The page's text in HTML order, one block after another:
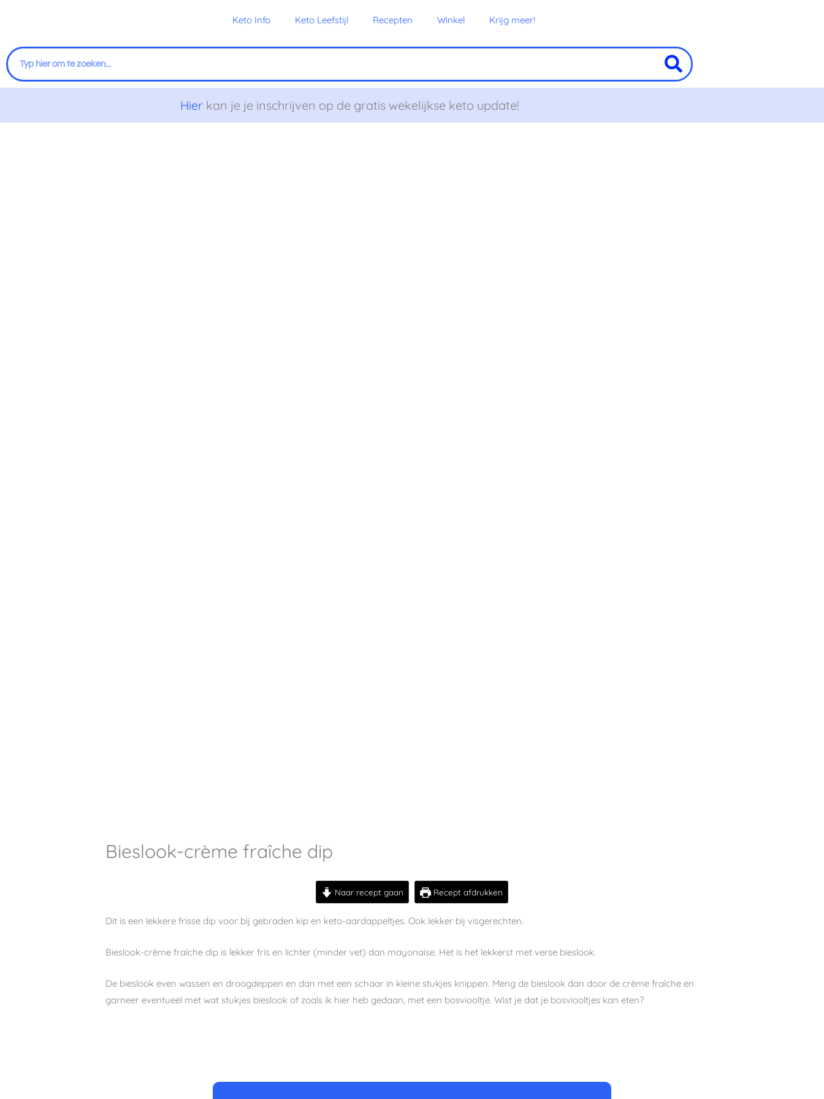
inhoud
Keto Info Keto Leefstijl Recepten Winkel Krijg meer!
Zoeken
Hierkan je je inschrijven op de gratis wekelijkse keto update!
Bieslook-crème fraîche dip
Naar recept gaan Recept afdrukken
Dit is een lekkere frisse dip voor bij gebraden kip en keto-aardappeltjes. Ook lekker bij visgerechten.
Bieslook-crème fraîche dip is lekker fris en lichter (minder vet) dan mayonaise. Het is het lekkerst met verse bieslook.
De bieslook even wassen en droogdeppen en dan met een schaar in kleine stukjes knippen. Meng de bieslook dan door de crème fraîche en
garneer eventueel met wat stukjes bieslook of zoals ik hier heb gedaan, met een bosviooltje. Wist je dat je bosviooltjes kan eten?